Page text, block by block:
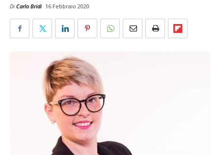
Di Carlo Bridi 16 Febbraio 2020